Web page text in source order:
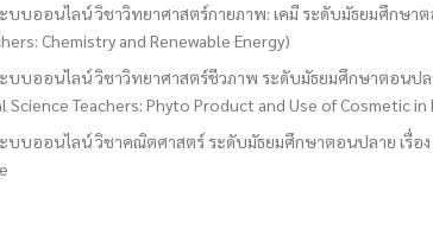
บบออนไลน์ วิชาวิทยาศาสตร์กายภาพ: เคมี ระดับมัธยมศึกษา
Chemistry and Renewable Energy)
บบออนไลน์ วิชาวิทยาศาสตร์ชีวภาพ ระดับมัธยมศึกษาตอนป
Teachers: Phyto Product and Use of Cosmetic in
บบออนไลน์ วิชาคณิตศาสตร์ ระดับมัธยมศึกษาตอนปลาย เรื่อ